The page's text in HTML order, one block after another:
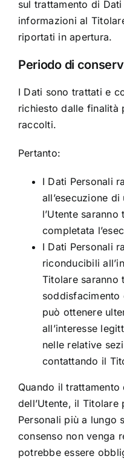
sul trattamento di
informazioni al
riportati in apertura.
Periodo di
I Dati sono trattati e
richiesto dalle finalità
raccolti.
Pertanto:
I Dati Personali
all’esecuzione
l’Utente
completata
I Dati Personali
riconducibili
Titolare saranno
soddisfacimento
può ottenere
all’interesse
nelle relative
contattando il
Quando il trattamento
dell’Utente, il
Personali più a lungo
consenso non venga
potrebbe essere